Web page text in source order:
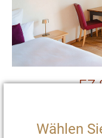
Wählen
EZ
20 m2mit